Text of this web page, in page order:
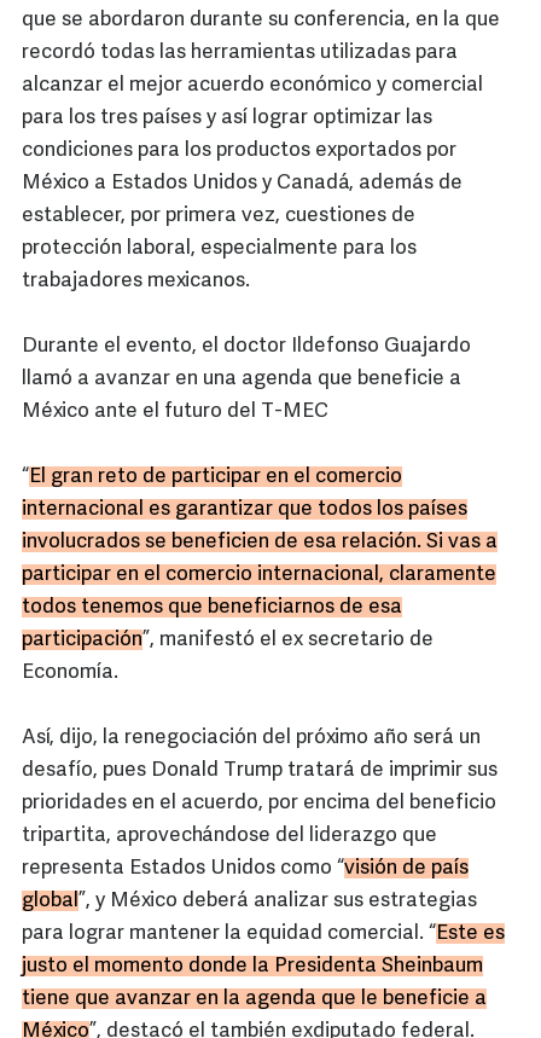
que se abordaron durante su conferencia, en la que
recordó todas las herramientas utilizadas para
alcanzar el mejor acuerdo económico y comercial
para los tres países y así lograr optimizar las
condiciones para los productos exportados por
México a Estados Unidos y Canadá, además de
establecer, por primera vez, cuestiones de
protección laboral, especialmente para los
trabajadores mexicanos.
Durante el evento, el doctor Ildefonso Guajardo
llamó a avanzar en una agenda que beneficie a
México ante el futuro del T-MEC
“El gran reto de participar en el comercio
internacional es garantizar que todos los países
involucrados se beneficien de esa relación. Si vas a
participar en el comercio internacional, claramente
todos tenemos que beneficiarnos de esa
participación”, manifestó el ex secretario de
Economía.
Así, dijo, la renegociación del próximo año será un
desafío, pues Donald Trump tratará de imprimir sus
prioridades en el acuerdo, por encima del beneficio
tripartita, aprovechándose del liderazgo que
representa Estados Unidos como “visión de país
global”, y México deberá analizar sus estrategias
para lograr mantener la equidad comercial. “Este es
justo el momento donde la Presidenta Sheinbaum
tiene que avanzar en la agenda que le beneficie a
México”, destacó el también exdiputado federal.